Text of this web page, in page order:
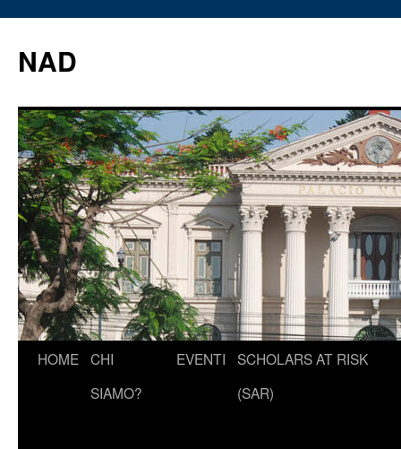
contenuto
NAD
HOME CHI
SIAMO?
EVENTI
SCHOLARS AT RISK
(SAR)